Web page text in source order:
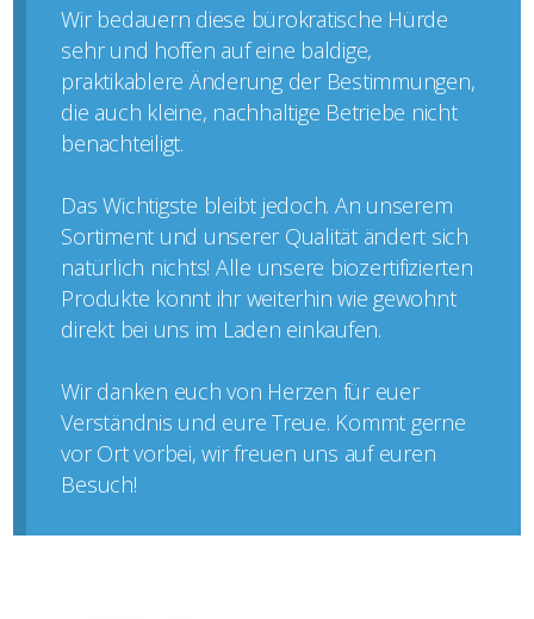
Wir bedauern diese bürokratische Hürde
sehr und hoffen auf eine baldige,
praktikablere Änderung der Bestimmungen,
die auch kleine, nachhaltige Betriebe nicht
benachteiligt.
Das Wichtigste bleibt jedoch. An unserem
Sortiment und unserer Qualität ändert sich
natürlich nichts! Alle unsere biozertifizierten
Produkte könnt ihr weiterhin wie gewohnt
direkt bei uns im Laden einkaufen.
Wir danken euch von Herzen für euer
Verständnis und eure Treue. Kommt gerne
vor Ort vorbei, wir freuen uns auf euren
Besuch!